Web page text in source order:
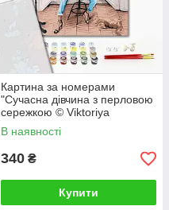
Картина за номерами
"Сучасна дівчина з перловою
сережкою © Viktoriya
Kovalenko" PBS52762 40×50
см
В наявності
340 ₴
Купити